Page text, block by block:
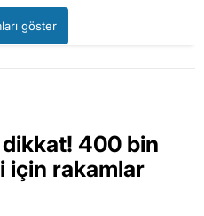
göster
400 bin
için rakamlar